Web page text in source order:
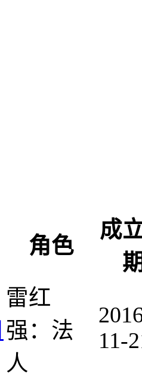
角色
成
期
雷红
强：法
人
11-